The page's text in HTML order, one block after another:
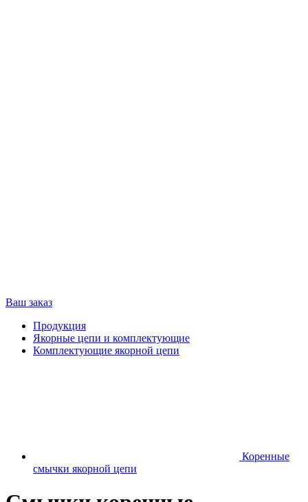
Ваш заказ
Продукция
Якорные цепи и комплектующие
Комплектующие якорной цепи
Коренные
смычки якорной цепи